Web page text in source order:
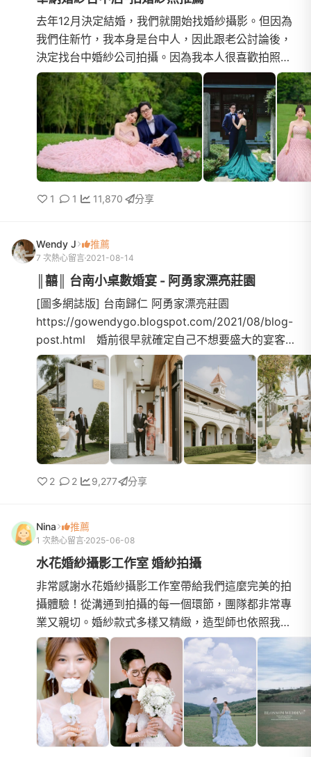
去年12月決定結婚，我們就開始找婚紗攝影。但因為
我們住新竹，我本身是台中人，因此跟老公討論後，
決定找台中婚紗公司拍攝。因為我本人很喜歡拍照，
對婚紗照要求不低，所以老公只跟我說找一個我喜歡
的婚紗公司，其他...
1 1 11,870 分享
Wendy J 推薦
7 次熱心留言 2021-08-14
║囍║ 台南小桌數婚宴 - 阿勇家漂亮莊園
[圖多網誌版] 台南歸仁 阿勇家漂亮莊園
https://gowendygo.blogspot.com/2021/08/blog-
post.html 婚前很早就確定自己不想要盛大的宴客。
如果有朝一日結婚，只想要小小的、溫馨別緻的婚禮
來的都是真心祝福的摯友，足...
2 2 9,277 分享
Nina 推薦
1 次熱心留言 2025-06-08
水花婚紗攝影工作室 婚紗拍攝
非常感謝水花婚紗攝影工作室帶給我們這麼完美的拍
攝體驗！從溝通到拍攝的每一個環節，團隊都非常專
業又親切。婚紗款式多樣又精緻，造型師也依照我們
的風格做了細緻搭配，真的超級滿意！照片成果一拿
到真的驚艷，每一...